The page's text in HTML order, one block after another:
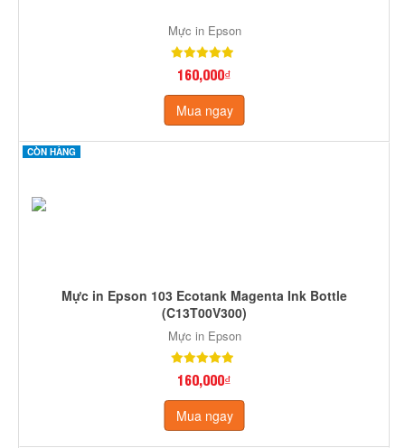
Mực in Epson
160,000₫
Mua ngay
CÒN HÀNG
Mực in Epson 103 Ecotank Magenta Ink Bottle
(C13T00V300)
Mực in Epson
160,000₫
Mua ngay